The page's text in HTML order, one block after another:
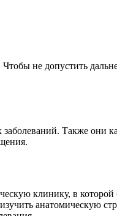
Чтобы не допустить
Также они
клинику, в которой
анатомическую